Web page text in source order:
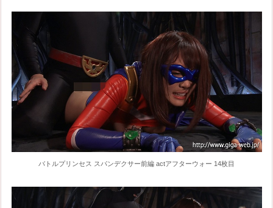
バトルプリンセス スパンデクサー前編 actアフターウォー 14枚目